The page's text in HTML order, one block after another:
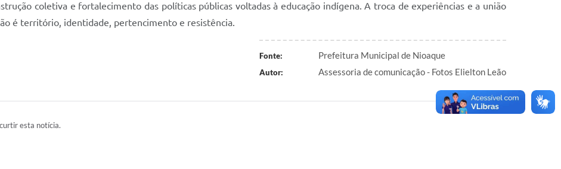
coletiva e fortalecimento das políticas públicas voltadas à educação indígena. A troca de experiências e a união
é território, identidade, pertencimento e resistência.
Fonte: Prefeitura Municipal de Nioaque
Autor: Assessoria de comunicação - Fotos Elielton Leão
esta notícia.